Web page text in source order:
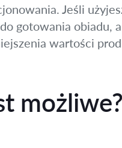
Jeśli
gotowania obiadu,
wartości
możliwe?